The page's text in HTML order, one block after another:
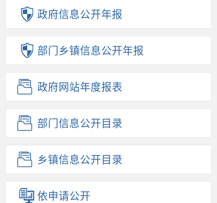
政府信息公开年报
部门乡镇信息公开年报
政府网站年度报表
部门信息公开目录
乡镇信息公开目录
依申请公开